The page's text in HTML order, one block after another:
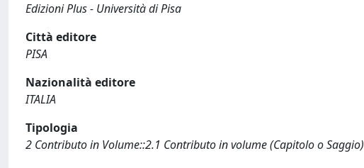
Edizioni Plus - Università di Pisa
Città editore
PISA
Nazionalità editore
ITALIA
Tipologia
2 Contributo in Volume::2.1 Contributo in volume (Capitolo o Saggio)